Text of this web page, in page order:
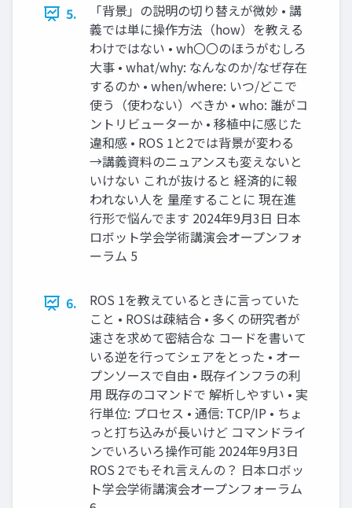
5.
「背景」の説明の切り替えが微妙 • 講
義では単に操作方法（how）を教える
わけではない • wh〇〇のほうがむしろ
大事 • what/why: なんなのか/なぜ存在
するのか • when/where: いつ/どこで
使う（使わない）べきか • who: 誰がコ
ントリビューターか • 移植中に感じた
違和感 • ROS 1と2では背景が変わる
→講義資料のニュアンスも変えないと
いけない これが抜けると 経済的に報
われない人を 量産することに 現在進
行形で悩んでます 2024年9月3日 日本
ロボット学会学術講演会オープンフォ
ーラム 5
6.
ROS 1を教えているときに言っていた
こと • ROSは疎結合 • 多くの研究者が
速さを求めて密結合な コードを書いて
いる逆を行ってシェアをとった • オー
プンソースで自由 • 既存インフラの利
用 既存のコマンドで 解析しやすい • 実
行単位: プロセス • 通信: TCP/IP • ちょ
っと打ち込みが長いけど コマンドライ
ンでいろいろ操作可能 2024年9月3日
ROS 2でもそれ言えんの？ 日本ロボッ
ト学会学術講演会オープンフォーラム